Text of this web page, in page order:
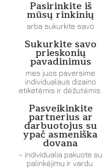
Pasirinkite iš
mūsų rinkinių
arba sukurkite savo
Sukurkite savo
prieskonių
pavadinimus
mes juos paversime
individualaus dizaino
etiketėmis ir dėžutėmis.
Pasveikinkite
partnerius ar
darbuotojus su
ypač asmeniška
dovana
– individualia pakuote su
palinkėjimu ir vardu.